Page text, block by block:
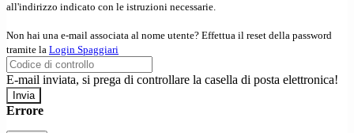
all'indirizzo indicato con le istruzioni necessarie.
Non hai una e-mail associata al nome utente? Effettua il reset della password
tramite la Login Spaggiari
E-mail inviata, si prega di controllare la casella di posta elettronica!
Errore